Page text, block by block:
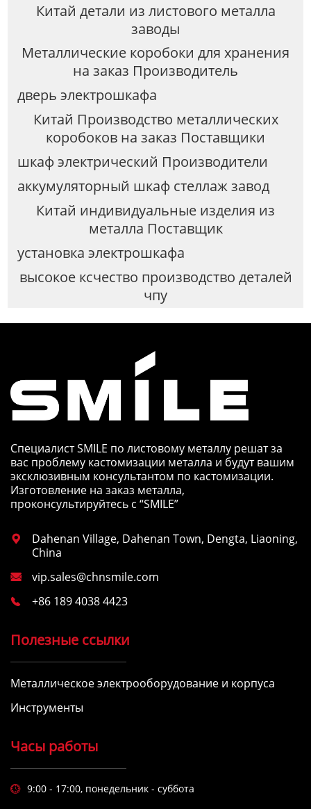
Китай детали из листового металла
заводы
Металлические коробоки для хранения
на заказ Производитель
дверь электрошкафа
Китай Производство металлических
коробоков на заказ Поставщики
шкаф электрический Производители
аккумуляторный шкаф стеллаж завод
Китай индивидуальные изделия из
металла Поставщик
установка электрошкафа
высокое ксчество производство деталей
чпу
Специалист SMILE по листовому металлу решат за
вас проблему кастомизации металла и будут вашим
эксклюзивным консультантом по кастомизации.
Изготовление на заказ металла,
проконсультируйтесь с “SMILE”

Dahenan Village, Dahenan Town, Dengta, Liaoning,
China
 vip.sales@chnsmile.com
 +86 189 4038 4423
Полезные ссылки
Металлическое электрооборудование и корпуса
Инструменты
Часы работы
 9:00 - 17:00, понедельник - суббота